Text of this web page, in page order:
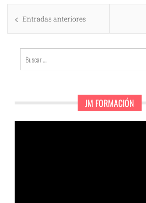
Navegación
de
entradas
Entradas anteriores
Buscar:
JM FORMACIÓN